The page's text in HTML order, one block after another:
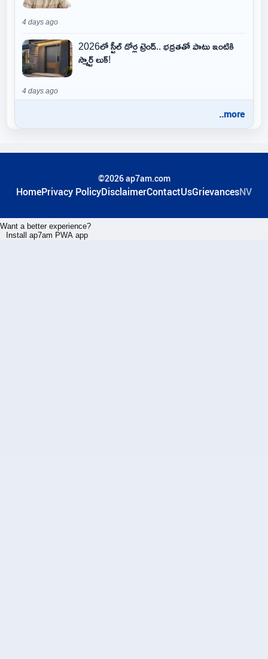
4 days ago
2026లో స్టీల్ డోర్ల ట్రెండ్.. భద్రతతో పాటు ఇంటికి
స్మార్ట్ లుక్!
4 days ago
..more
©2026 ap7am.com
HomePrivacy PolicyDisclaimerContactUsGrievancesNV
Want a better experience?
Install ap7am PWA app